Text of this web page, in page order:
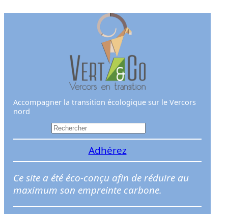
Accompagner la transition écologique sur le Vercors
nord
e
h
e
r
Adhérez
Ce site a été éco-conçu afin de réduire au
maximum son empreinte carbone.